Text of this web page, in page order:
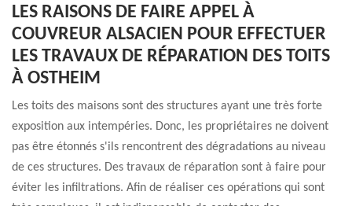
LES RAISONS DE FAIRE APPEL À
COUVREUR ALSACIEN POUR EFFECTUER
LES TRAVAUX DE RÉPARATION DES TOITS
À OSTHEIM
Les toits des maisons sont des structures ayant une très forte
exposition aux intempéries. Donc, les propriétaires ne doivent
pas être étonnés s'ils rencontrent des dégradations au niveau
de ces structures. Des travaux de réparation sont à faire pour
éviter les infiltrations. Afin de réaliser ces opérations qui sont